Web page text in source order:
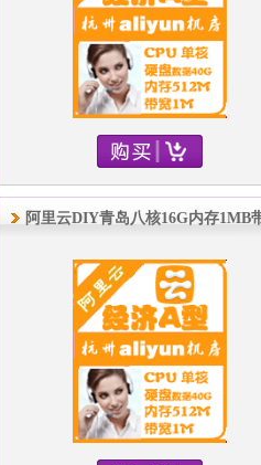
阿里云DIY青岛八核16G内存1MB